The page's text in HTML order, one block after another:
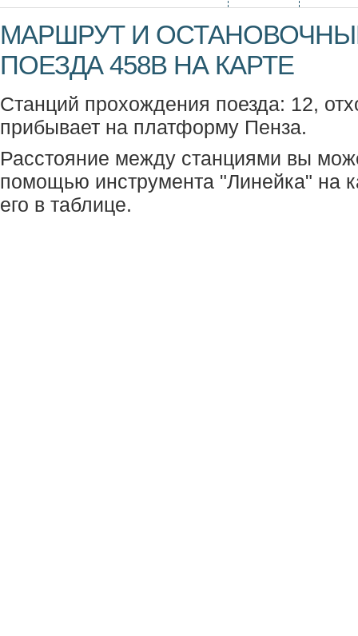
МАРШРУТ И
ПОЕЗДА 458В НА КАРТЕ
Станций прохождения поезда: 12,
прибывает на платформу Пенза.
Расстояние между станциями вы
помощью инструмента "Линейка" на
его в таблице.